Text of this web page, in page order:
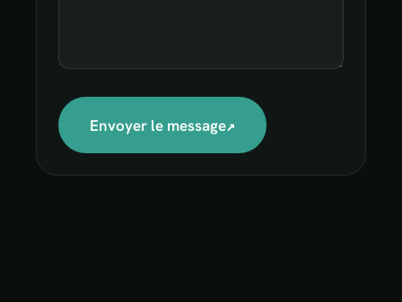
Envoyer le message↗